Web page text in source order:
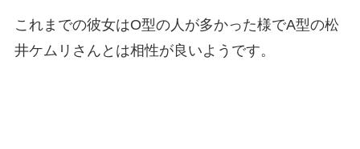
これまでの彼女はO型の人が多かった様でA型の松
井ケムリさんとは相性が良いようです。